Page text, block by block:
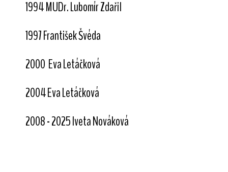
1994 MUDr. Lubomír Zdařil
1997 František Švéda
2000 Eva Letáčková
2004 Eva Letáčková
2008 - 2025 Iveta Nováková